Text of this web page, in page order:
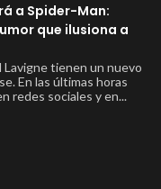
a Spider-Man:
que ilusiona a
tienen un nuevo
En las últimas horas
redes sociales y en...